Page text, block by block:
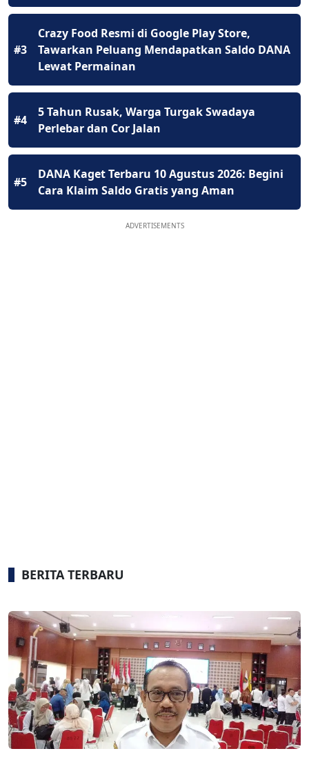
#3
Crazy Food Resmi di Google Play Store,
Tawarkan Peluang Mendapatkan Saldo DANA
Lewat Permainan
#4
5 Tahun Rusak, Warga Turgak Swadaya
Perlebar dan Cor Jalan
#5
DANA Kaget Terbaru 10 Agustus 2026: Begini
Cara Klaim Saldo Gratis yang Aman
ADVERTISEMENTS
BERITA TERBARU